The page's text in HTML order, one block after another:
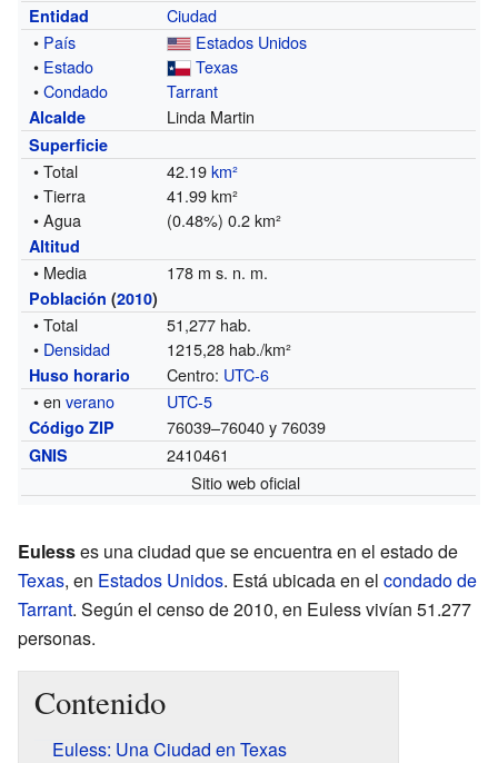
Entidad
Ciudad
• País
Estados Unidos
• Estado
Texas
•Condado Tarrant
Alcalde Linda Martin
Superficie
• Total 42.19km²
• Tierra
41.99 km²
• Agua
(0.48%) 0.2 km²
Altitud
• Media 178 m s. n. m.
Población (2010)
• Total
51,277 hab.
• Densidad 1215,28 hab./km²
Huso horario Centro: UTC-6
• enverano UTC-5
Código ZIP 76039–76040 y 76039
GNIS
2410461
Sitio web oficial
Eulesses una ciudad que se encuentra en el estado de
Texas, en Estados Unidos. Está ubicada en el condado de
Tarrant. Según el censo de 2010, en Euless vivían 51.277
personas.
Contenido
Euless: Una Ciudad en Texas